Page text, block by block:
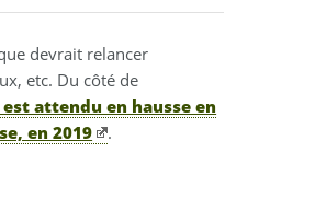
devrait relancer
etc. Du côté de
attendu en hausse en
en 2019
.